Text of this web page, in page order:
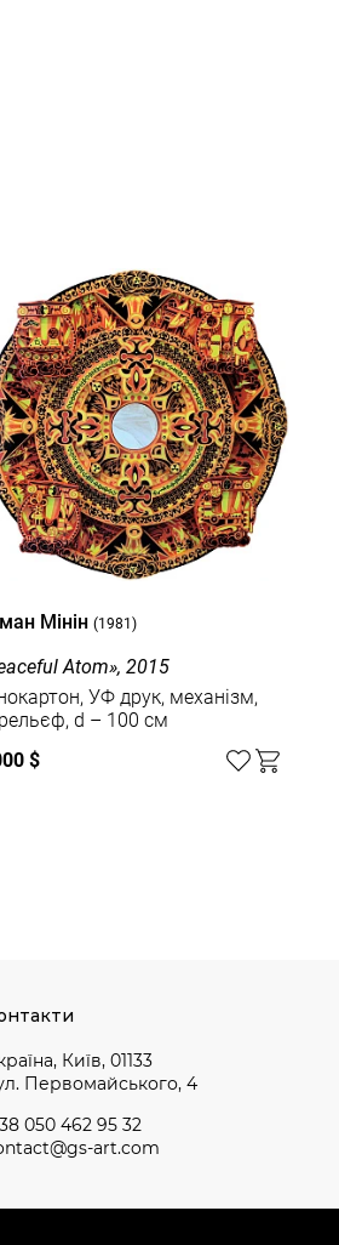
Мінін(1981)
Atom», 2015
УФ друк, механізм,
d – 100 см
$
Київ, 01133
Первомайського, 4
050 462 95 32
art.com